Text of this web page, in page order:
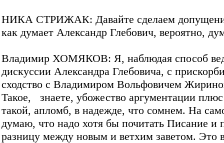
НИКА СТРИЖАК: Давайте сделаем
как думает Александр Глебович, вероятно,
Владимир ХОМЯКОВ: Я, наблюдая способ
дискуссии Александра Глебовича, с
сходство с Владимиром Вольфовичем
Такое, знаете, убожество аргументации
такой, апломб, в надежде, что сомнем. На
думаю, что надо хотя бы почитать Писание и
разницу между новым и ветхим заветом. Это